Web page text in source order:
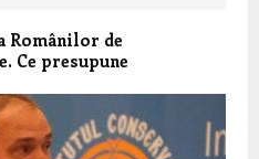
Românilor de
Ce presupune